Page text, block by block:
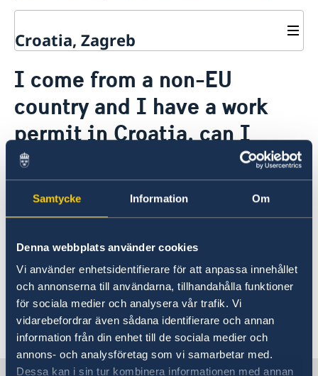
Samtycke Information Om
Denna webbplats använder cookies
Vi använder enhetsidentifierare för att anpassa innehållet
och annonserna till användarna, tillhandahålla funktioner
för sociala medier och analysera vår trafik. Vi
vidarebefordrar även sådana identifierare och annan
information från din enhet till de sociala medier och
annons- och analysföretag som vi samarbetar med.
Dessa kan i sin tur kombinera informationen med annan
Croatia, Zagreb
Current
About us
I come from a non-EU
country and I have a work
permit in Croatia, can I
visit Sweden for vacation?
Please check the following website to check if
you need a visa for Sweden:
In case you need a visa please apply at the
Embassy of Norway
in Zagreb.
Last updated 28 Mar 2018, 3.11 PM